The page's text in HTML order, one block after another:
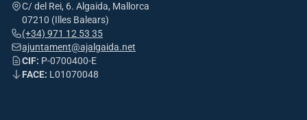
C/ del Rei, 6. Algaida, Mallorca
07210 (Illes Balears)
(+34) 971 12 53 35
ajuntament@ajalgaida.net
CIF: P-0700400-E
FACE: L01070048